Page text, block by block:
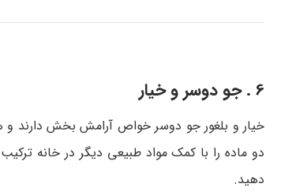
6 . جو دوسر و خیار
خیار و بلغور جو دوسر خواص آرامش بخش دارند و
دهید.